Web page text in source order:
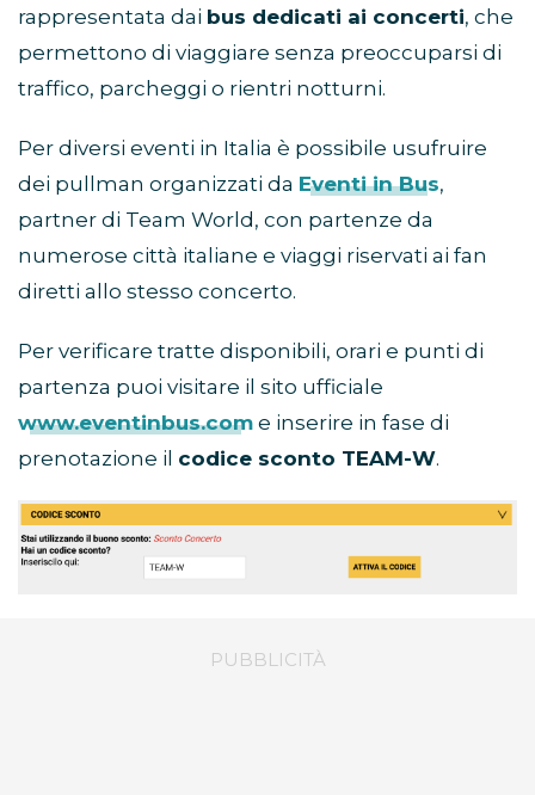
rappresentata dai bus dedicati ai concerti, che
permettono di viaggiare senza preoccuparsi di
traffico, parcheggi o rientri notturni.
Per diversi eventi in Italia è possibile usufruire
dei pullman organizzati da Eventi in Bus,
partner di Team World, con partenze da
numerose città italiane e viaggi riservati ai fan
diretti allo stesso concerto.
Per verificare tratte disponibili, orari e punti di
partenza puoi visitare il sito ufficiale
www.eventinbus.com e inserire in fase di
prenotazione il codice sconto TEAM-W.